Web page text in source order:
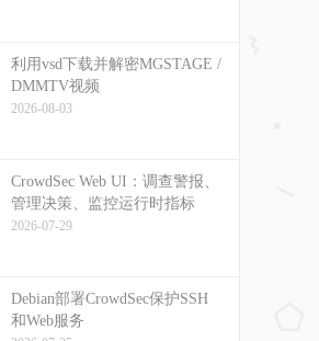
利用vsd下载并解密MGSTAGE /
DMMTV视频
2026-08-03
CrowdSec Web UI：调查警报、
管理决策、监控运行时指标
2026-07-29
Debian部署CrowdSec保护SSH
和Web服务